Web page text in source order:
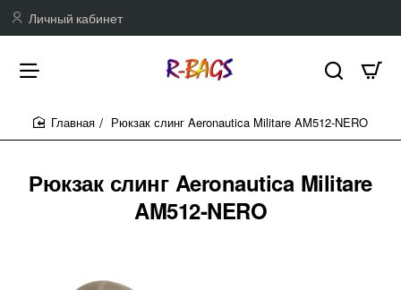
Личный кабинет
Рюкзак слинг Aeronautica Militare
AM512-NERO
Рюкзак слинг Aeronautica Militare AM512-NERO